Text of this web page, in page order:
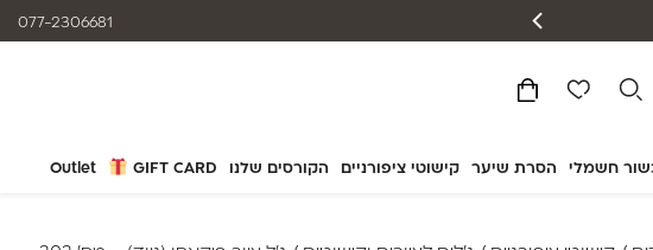
חשמלי הסרת שיער קישוטי ציפורניים הקורסים שלנו GIFT CARD
Outlet
077-2306681